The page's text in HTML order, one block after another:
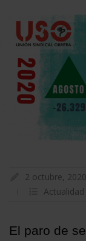
2 octubre, 2020
Actualidad
El paro de